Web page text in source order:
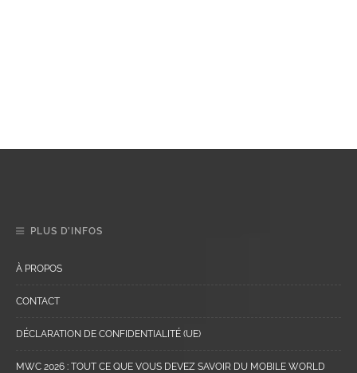
PLUS D’INFOS
À PROPOS
CONTACT
DÉCLARATION DE CONFIDENTIALITÉ (UE)
MWC 2026 : TOUT CE QUE VOUS DEVEZ SAVOIR DU MOBILE WORLD